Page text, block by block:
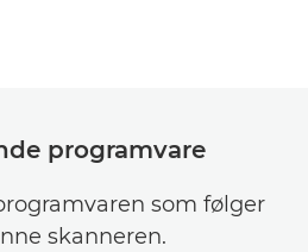
programvare
som følger
skanneren.